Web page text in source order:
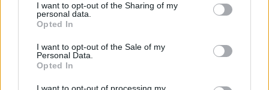
I want to opt-out of the Sharing of my
personal data.
Opted In
I want to opt-out of the Sale of my
Personal Data.
Opted In
08:00
AVG Večer pesmi Đorđa Balaševića